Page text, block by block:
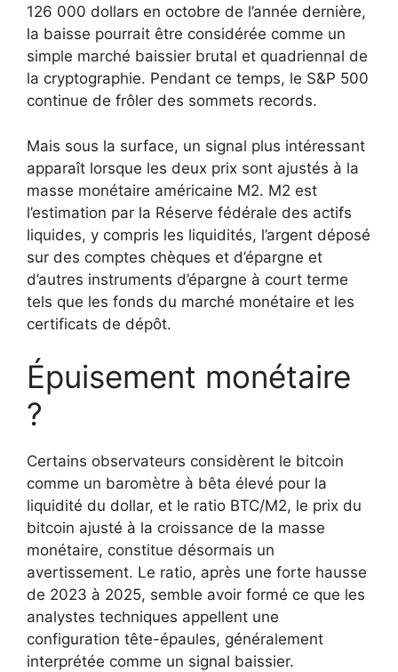
126 000 dollars en octobre de l’année dernière,
la baisse pourrait être considérée comme un
simple marché baissier brutal et quadriennal de
la cryptographie. Pendant ce temps, le S&P 500
continue de frôler des sommets records.
Mais sous la surface, un signal plus intéressant
apparaît lorsque les deux prix sont ajustés à la
masse monétaire américaine M2. M2 est
l’estimation par la Réserve fédérale des actifs
liquides, y compris les liquidités, l’argent déposé
sur des comptes chèques et d’épargne et
d’autres instruments d’épargne à court terme
tels que les fonds du marché monétaire et les
certificats de dépôt.
Épuisement monétaire
?
Certains observateurs considèrent le bitcoin
comme un baromètre à bêta élevé pour la
liquidité du dollar, et le ratio BTC/M2, le prix du
bitcoin ajusté à la croissance de la masse
monétaire, constitue désormais un
avertissement. Le ratio, après une forte hausse
de 2023 à 2025, semble avoir formé ce que les
analystes techniques appellent une
configuration tête-épaules, généralement
interprétée comme un signal baissier.